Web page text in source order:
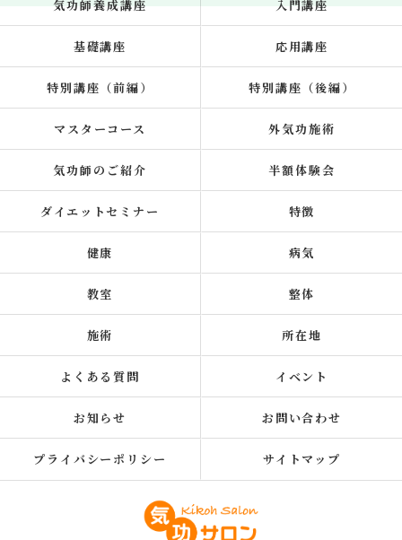
気功師養成講座 入門講座
基礎講座 応用講座
特別講座（前編） 特別講座（後編）
マスターコース 外気功施術
気功師のご紹介 半額体験会
ダイエットセミナー 特徴
健康 病気
教室 整体
施術 所在地
よくある質問 イベント
お知らせ お問い合わせ
プライバシーポリシー サイトマップ